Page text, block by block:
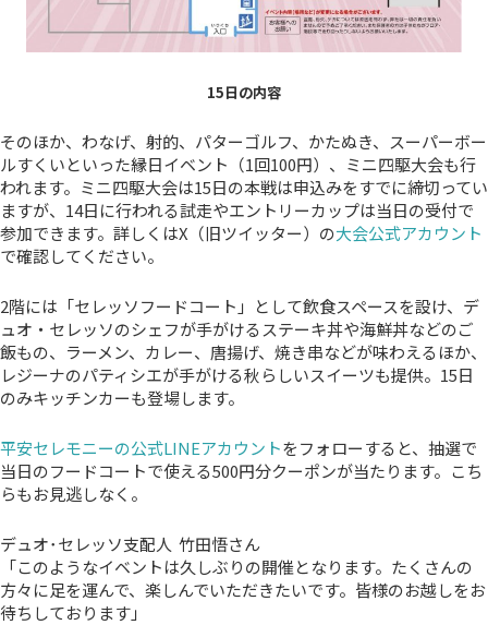
15日の内容
そのほか、わなげ、射的、パターゴルフ、かたぬき、スーパーボー
ルすくいといった縁日イベント（1回100円）、ミニ四駆大会も行
われます。ミニ四駆大会は15日の本戦は申込みをすでに締切ってい
ますが、14日に行われる試走やエントリーカップは当日の受付で
参加できます。詳しくはX（旧ツイッター）の大会公式アカウント
で確認してください。
2階には「セレッソフードコート」として飲食スペースを設け、デ
ュオ・セレッソのシェフが手がけるステーキ丼や海鮮丼などのご
飯もの、ラーメン、カレー、唐揚げ、焼き串などが味わえるほか、
レジーナのパティシエが手がける秋らしいスイーツも提供。15日
のみキッチンカーも登場します。
平安セレモニーの公式LINEアカウントをフォローすると、抽選で
当日のフードコートで使える500円分クーポンが当たります。こち
らもお見逃しなく。
デュオ･セレッソ支配人 竹田悟さん
「このようなイベントは久しぶりの開催となります。たくさんの
方々に足を運んで、楽しんでいただきたいです。皆様のお越しをお
待ちしております」